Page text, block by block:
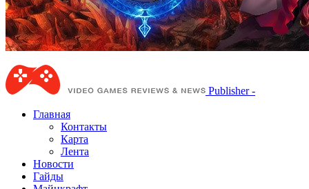
Publisher -
Главная
Контакты
Карта
Лента
Новости
Гайды